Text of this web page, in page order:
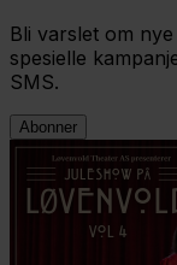
Bli varslet om
spesielle
SMS.
Abonner